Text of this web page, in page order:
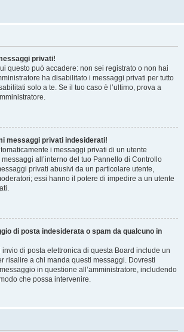
privati!
questo può accadere: non sei registrato o non hai
ha disabilitato i messaggi privati per tutto
solo a te. Se il tuo caso è l’ultimo, prova a
messaggi privati indesiderati!
i messaggi privati ​​di un utente
all’interno del tuo Pannello di Controllo
privati ​​abusivi da un particolare utente,
essi hanno il potere di impedire a un utente
di posta indesiderata o spam da qualcuno in
di posta elettronica di questa Board include un
risalire a chi manda questi messaggi. Dovresti
in questione all’amministratore, includendo
che possa intervenire.